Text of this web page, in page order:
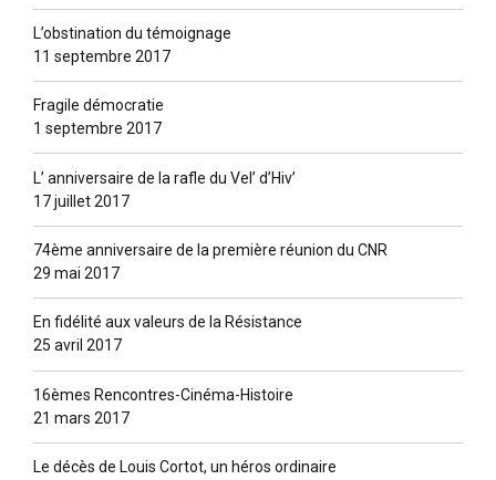
L’obstination du témoignage
11 septembre 2017
Fragile démocratie
1 septembre 2017
L’ anniversaire de la rafle du Vel’ d’Hiv’
17 juillet 2017
74ème anniversaire de la première réunion du CNR
29 mai 2017
En fidélité aux valeurs de la Résistance
25 avril 2017
16èmes Rencontres-Cinéma-Histoire
21 mars 2017
Le décès de Louis Cortot, un héros ordinaire